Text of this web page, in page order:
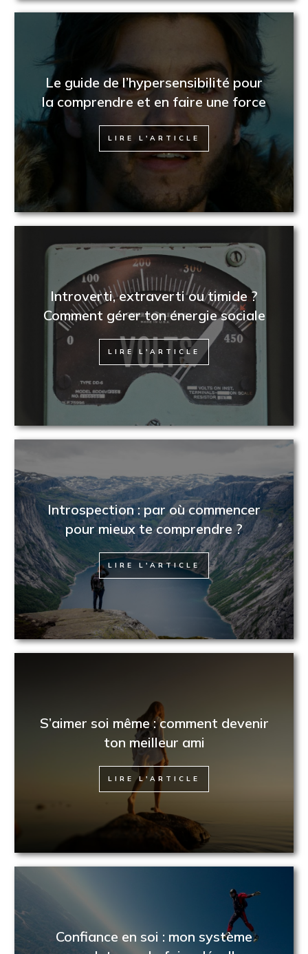
Le guide de l’hypersensibilité pour
la comprendre et en faire une force
LIRE L'ARTICLE
Introverti, extraverti ou timide ?
Comment gérer ton énergie sociale
LIRE L'ARTICLE
Introspection : par où commencer
pour mieux te comprendre ?
LIRE L'ARTICLE
S’aimer soi même : comment devenir
ton meilleur ami
LIRE L'ARTICLE
Confiance en soi : mon système